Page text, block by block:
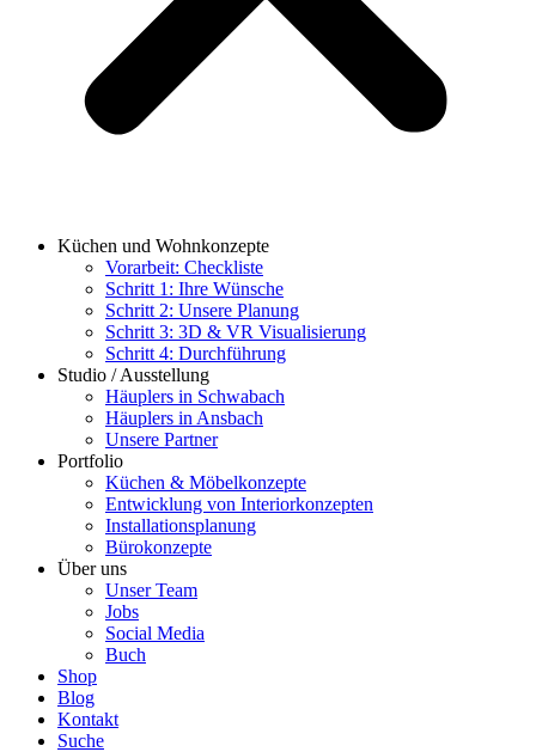
Küchen und Wohnkonzepte
Vorarbeit: Checkliste
Schritt 1: Ihre Wünsche
Schritt 2: Unsere Planung
Schritt 3: 3D & VR Visualisierung
Schritt 4: Durchführung
Studio / Ausstellung
Häuplers in Schwabach
Häuplers in Ansbach
Unsere Partner
Portfolio
Küchen & Möbelkonzepte
Entwicklung von Interiorkonzepten
Installationsplanung
Bürokonzepte
Über uns
Unser Team
Jobs
Social Media
Buch
Shop
Blog
Kontakt
Suche